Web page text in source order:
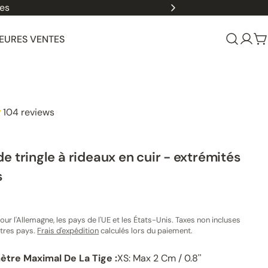
VENTES
Se
104 reviews
tringle à rideaux en cuir - extrémités
l'Allemagne, les pays de l'UE et les États-Unis. Taxes non incluses
pays. Frais d'expéditioncalculés lors du paiement.
Maximal De La Tige :XS: Max 2 Cm / 0.8''